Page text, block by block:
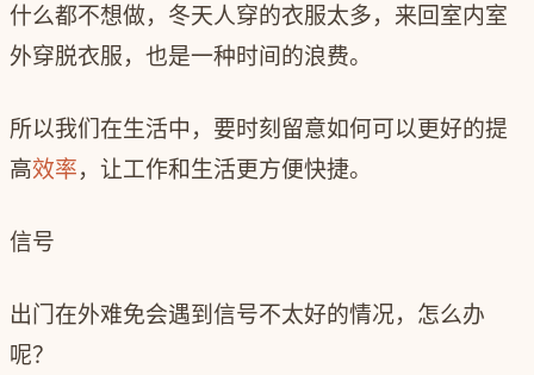
什么都不想做，冬天人穿的衣服太多，来回室内室
外穿脱衣服，也是一种时间的浪费。
所以我们在生活中，要时刻留意如何可以更好的提
高效率，让工作和生活更方便快捷。
信号
出门在外难免会遇到信号不太好的情况，怎么办
呢？